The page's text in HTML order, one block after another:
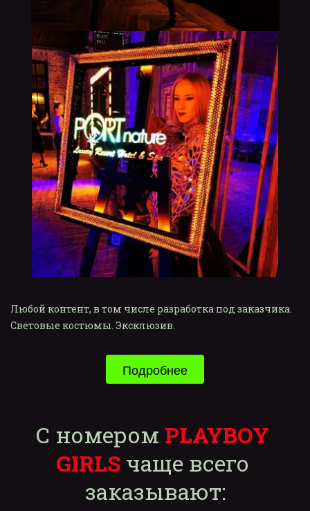
Любой контент, в том числе разработка под заказчика.
Световые костюмы. Эксклюзив.
Подробнее
С номером PLAYBOY
GIRLS чаще всего
заказывают: